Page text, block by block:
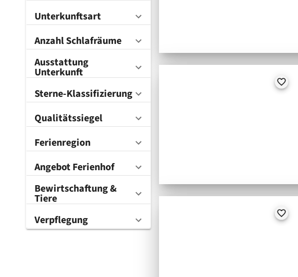
Unterkunftsart
Anzahl Schlafräume
Ausstattung
Unterkunft
Sterne-Klassifizierung
Qualitätssiegel
Ferienregion
Angebot Ferienhof
Bewirtschaftung &
Tiere
Verpflegung